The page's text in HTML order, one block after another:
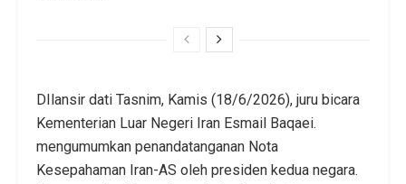
DIlansir dati Tasnim, Kamis (18/6/2026), juru bicara
Kementerian Luar Negeri Iran Esmail Baqaei.
mengumumkan penandatanganan Nota
Kesepahaman Iran-AS oleh presiden kedua negara.